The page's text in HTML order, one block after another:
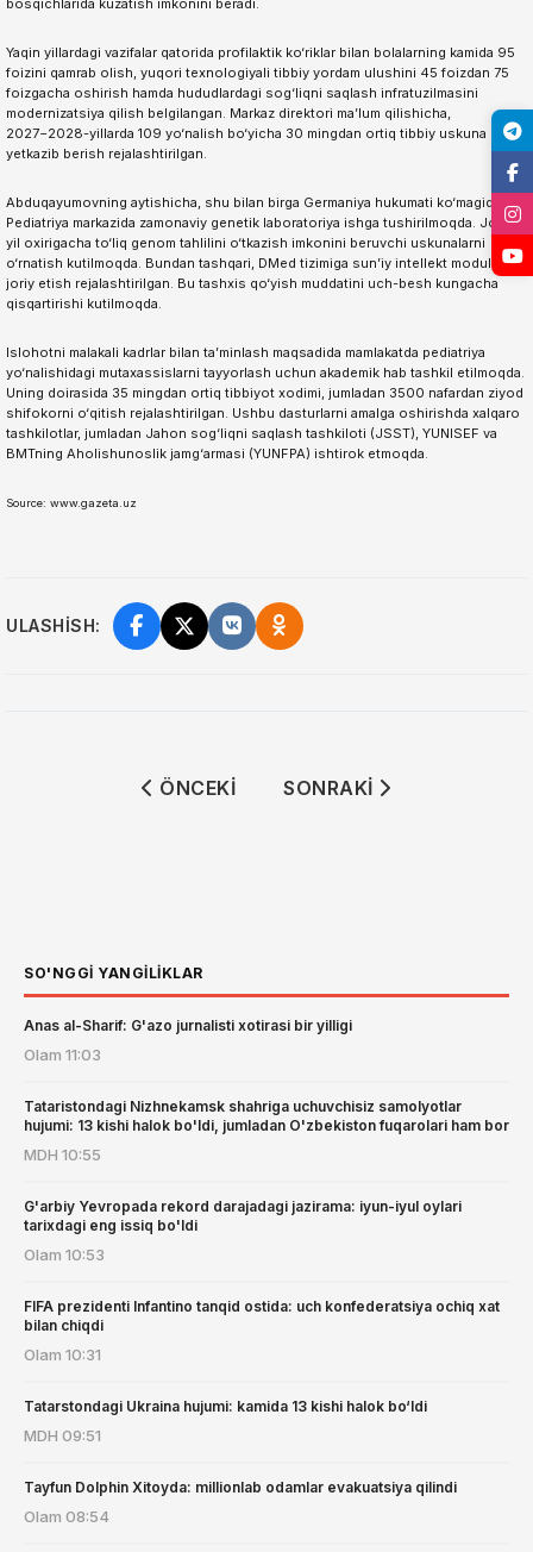
bosqichlarida kuzatish imkonini beradi.
Yaqin yillardagi vazifalar qatorida profilaktik ko‘riklar bilan bolalarning kamida 95
foizini qamrab olish, yuqori texnologiyali tibbiy yordam ulushini 45 foizdan 75
foizgacha oshirish hamda hududlardagi sog‘liqni saqlash infratuzilmasini
modernizatsiya qilish belgilangan. Markaz direktori ma’lum qilishicha,
2027−2028-yillarda 109 yo‘nalish bo‘yicha 30 mingdan ortiq tibbiy uskuna
yetkazib berish rejalashtirilgan.
Abduqayumovning aytishicha, shu bilan birga Germaniya hukumati ko‘magida
Pediatriya markazida zamonaviy genetik laboratoriya ishga tushirilmoqda. Joriy
yil oxirigacha to‘liq genom tahlilini o‘tkazish imkonini beruvchi uskunalarni
o‘rnatish kutilmoqda. Bundan tashqari, DMed tizimiga sun’iy intellekt modulini
joriy etish rejalashtirilgan. Bu tashxis qo‘yish muddatini uch-besh kungacha
qisqartirishi kutilmoqda.
Islohotni malakali kadrlar bilan ta’minlash maqsadida mamlakatda pediatriya
yo‘nalishidagi mutaxassislarni tayyorlash uchun akademik hab tashkil etilmoqda.
Uning doirasida 35 mingdan ortiq tibbiyot xodimi, jumladan 3500 nafardan ziyod
shifokorni o‘qitish rejalashtirilgan. Ushbu dasturlarni amalga oshirishda xalqaro
tashkilotlar, jumladan Jahon sog‘liqni saqlash tashkiloti (JSST), YUNISEF va
BMTning Aholishunoslik jamg‘armasi (YUNFPA) ishtirok etmoqda.
Source: www.gazeta.uz
ULASHISH:
ÖNCEKI MAKALE: O‘ZBEKISTON
ÖNCEKI SONRAKI MAKALE:
SONRAKI
SO'NGGI YANGILIKLAR
Anas al-Sharif: G'azo jurnalisti xotirasi bir yilligi
Olam 11:03
Tataristondagi Nizhnekamsk shahriga uchuvchisiz samolyotlar
hujumi: 13 kishi halok bo'ldi, jumladan O'zbekiston fuqarolari ham bor
MDH 10:55
G'arbiy Yevropada rekord darajadagi jazirama: iyun-iyul oylari
tarixdagi eng issiq bo'ldi
Olam 10:53
FIFA prezidenti Infantino tanqid ostida: uch konfederatsiya ochiq xat
bilan chiqdi
Olam 10:31
Tatarstondagi Ukraina hujumi: kamida 13 kishi halok bo‘ldi
MDH 09:51
Tayfun Dolphin Xitoyda: millionlab odamlar evakuatsiya qilindi
Olam 08:54